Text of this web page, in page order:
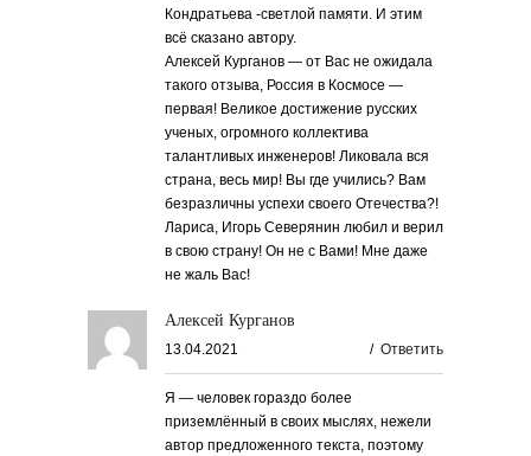
Кондратьева -светлой памяти. И этим
всё сказано автору.
Алексей Курганов — от Вас не ожидала
такого отзыва, Россия в Космосе —
первая! Великое достижение русских
ученых, огромного коллектива
талантливых инженеров! Ликовала вся
страна, весь мир! Вы где учились? Вам
безразличны успехи своего Отечества?!
Лариса, Игорь Северянин любил и верил
в свою страну! Он не с Вами! Мне даже
не жаль Вас!
Алексей Курганов
13.04.2021 / Ответить
Я — человек гораздо более
приземлённый в своих мыслях, нежели
автор предложенного текста, поэтому